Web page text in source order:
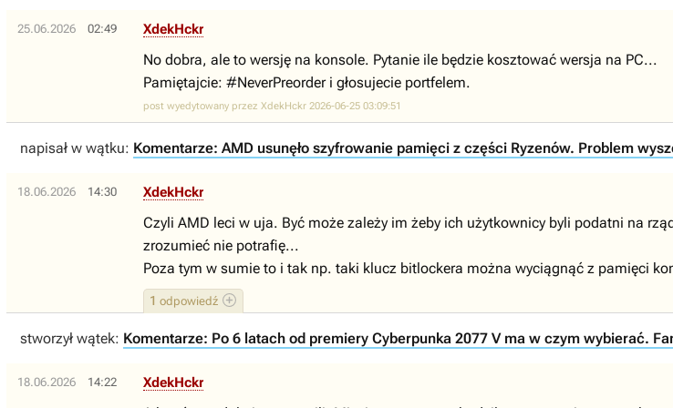
25.06.2026 02:49 XdekHckr
No dobra, ale to wersję na konsole. Pytanie ile będzie kosztować wersja na PC...
Pamiętajcie: #NeverPreorder i głosujecie portfelem.
post wyedytowany przez XdekHckr 2026-06-25 03:09:51
napisał w wątku: Komentarze: AMD usunęło szyfrowanie pamięci z części Ryzenów. Problem
18.06.2026 14:30
1 odpowiedź
XdekHckr
Czyli AMD leci w uja. Być może zależy im żeby ich użytkownicy byli podatni na
zrozumieć nie potrafię...
Poza tym w sumie to i tak np. taki klucz bitlockera można wyciągnąć z pamięci
stworzył wątek: Komentarze: Po 6 latach od premiery Cyberpunka 2077 V ma w czym wybierać.
18.06.2026 14:22 XdekHckr